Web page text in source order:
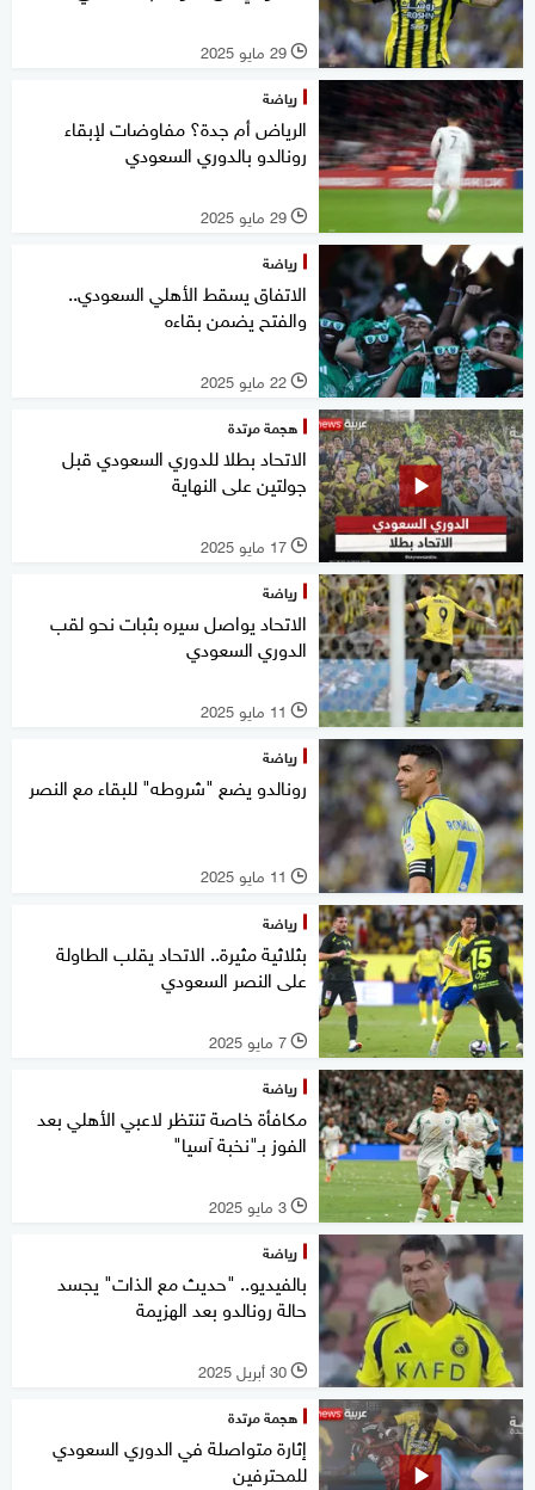
l 29 مايو 2025
رياضة
الرياض أم جدة؟ مفاوضات لإبقاء
رونالدو بالدوري السعودي
l 29 مايو 2025
رياضة
الاتفاق يسقط الأهلي السعودي..
والفتح يضمن بقاءه
l 22 مايو 2025
هجمة مرتدة
الاتحاد بطلا للدوري السعودي قبل
جولتين على النهاية
l 17 مايو 2025
رياضة
الاتحاد يواصل سيره بثبات نحو لقب
الدوري السعودي
l 11 مايو 2025
رياضة
رونالدو يضع "شروطه" للبقاء مع النصر
l 11 مايو 2025
رياضة
بثلاثية مثيرة.. الاتحاد يقلب الطاولة
على النصر السعودي
l 7 مايو 2025
رياضة
مكافأة خاصة تنتظر لاعبي الأهلي بعد
الفوز بـ"نخبة آسيا"
l 3 مايو 2025
رياضة
بالفيديو.. "حديث مع الذات" يجسد
حالة رونالدو بعد الهزيمة
l 30 أبريل 2025
هجمة مرتدة
إثارة متواصلة في الدوري السعودي
للمحترفين